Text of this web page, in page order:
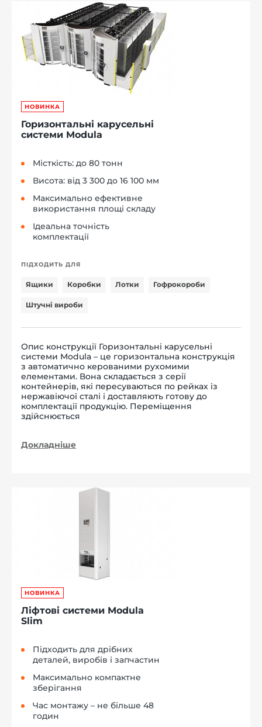
НОВИНКА
Горизонтальні карусельні
системи Modula
Місткість: до 80 тонн
Висота: від 3 300 до 16 100 мм
Максимально ефективне
використання площі складу
Ідеальна точність
комплектації
ПІДХОДИТЬ ДЛЯ
Ящики Коробки Лотки Гофрокороби
Штучні вироби
Опис конструкції Горизонтальні карусельні
системи Modula – це горизонтальна конструкція
з автоматично керованими рухомими
елементами. Вона складається з серії
контейнерів, які пересуваються по рейках із
нержавіючої сталі і доставляють готову до
комплектації продукцію. Переміщення
здійснюється
Докладніше
НОВИНКА
Ліфтові системи Modula
Slim
Підходить для дрібних
деталей, виробів і запчастин
Максимально компактне
зберігання
Час монтажу – не більше 48
годин